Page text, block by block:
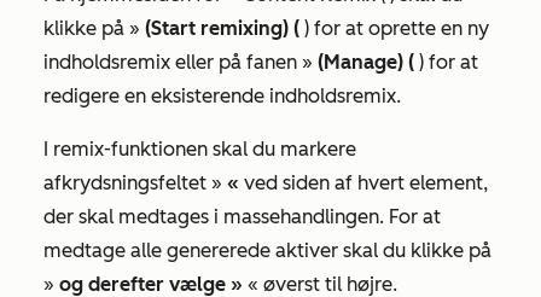
klikke på » (Start remixing) ( ) for at oprette en ny
indholdsremix eller på fanen » (Manage) ( ) for at
redigere en eksisterende indholdsremix.
I remix-funktionen skal du markere
afkrydsningsfeltet » « ved siden af hvert element,
der skal medtages i massehandlingen. For at
medtage alle genererede aktiver skal du klikke på
» og derefter vælge » « øverst til højre.